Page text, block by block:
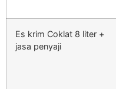
Es krim Coklat 8 liter +
jasa penyaji